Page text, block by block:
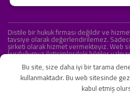
Distile bir hukuk firması değildir ve
tavsiye olarak değerlendirilemez.
şirketi olarak hizmet vermekteyiz. Web
kurduğumuz iletişimlerdeki bilgiler
Bu site, size daha iyi bir tarama
kullanmaktadır. Bu web sitesinde
kabul etmiş